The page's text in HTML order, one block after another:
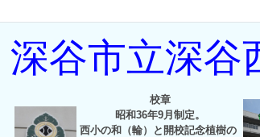
深谷市立深谷
校章
昭和36年9月制定。
西小の和（輪）と開校記念植樹の